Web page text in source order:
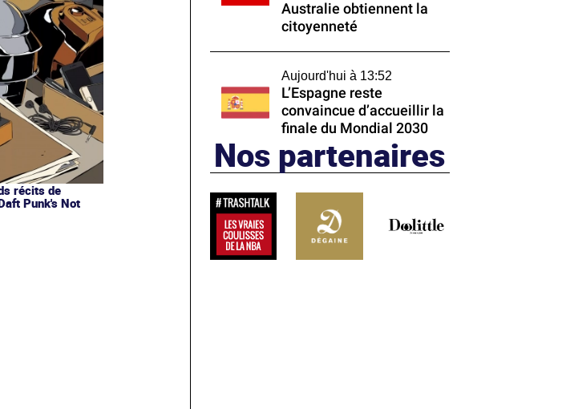
récits de
Punk's Not
Australie obtiennent la
citoyenneté
Aujourd'hui à 13:52
L’Espagne reste
convaincue d’accueillir la
finale du Mondial 2030
Nos partenaires